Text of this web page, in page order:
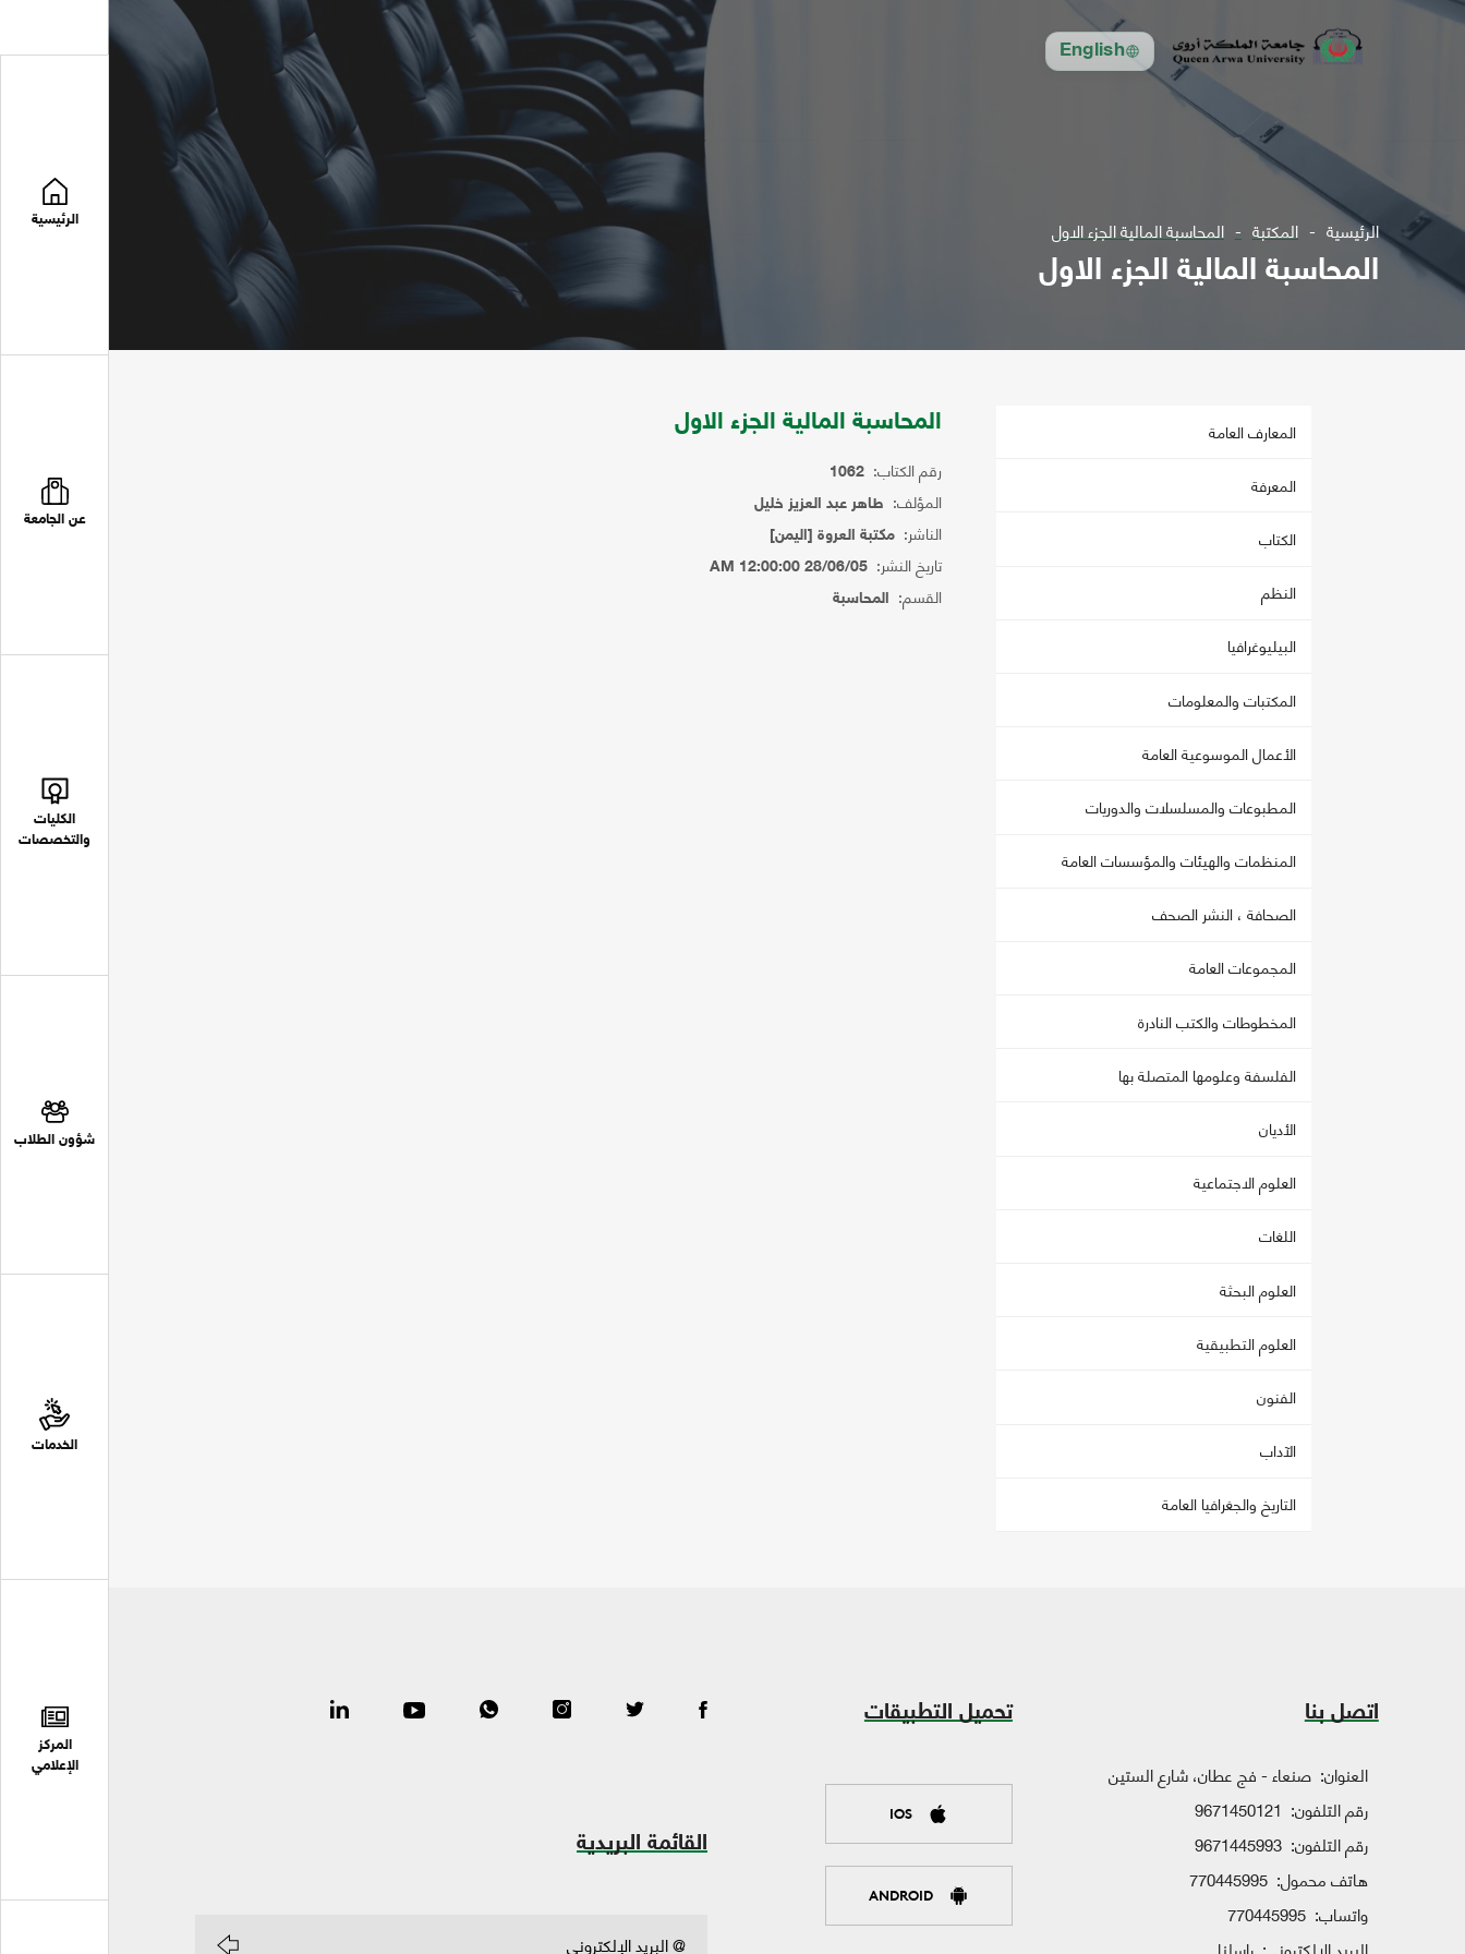
English
الرئيسية
عن الجامعة
الكليات
والتخصصات
شؤون الطلاب
الخدمات
المركز
الإعلامي
الرئيسية المكتبة المحاسبة المالية الجزء الاول
المحاسبة المالية الجزء الاول
المعارف العامة
المعرفة
الكتاب
النظم
البيليوغرافيا
المكتبات والمعلومات
الأعمال الموسوعية العامة
المطبوعات والمسلسلات والدوريات
المنظمات والهيئات والمؤسسات العامة
الصحافة ، النشر الصحف
المجموعات العامة
المخطوطات والكتب النادرة
الفلسفة وعلومها المتصلة بها
الأديان
العلوم الاجتماعية
اللغات
العلوم البحثة
العلوم التطبيقية
الفنون
الآداب
التاريخ والجغرافيا العامة
المحاسبة المالية الجزء الاول
رقم الكتاب: 1062
المؤلف: طاهر عبد العزيز خليل
الناشر: مكتبة العروة [اليمن]
تاريخ النشر: 28/06/05 12:00:00 AM
القسم: المحاسبة
اتصل بنا
العنوان: صنعاء - فج عطان، شارع الستين
رقم التلفون: 9671450121
رقم التلفون: 9671445993
هاتف محمول: 770445995
واتساب: 770445995
تحميل التطبيقات
IOS
ANDROID
القائمة البريدية